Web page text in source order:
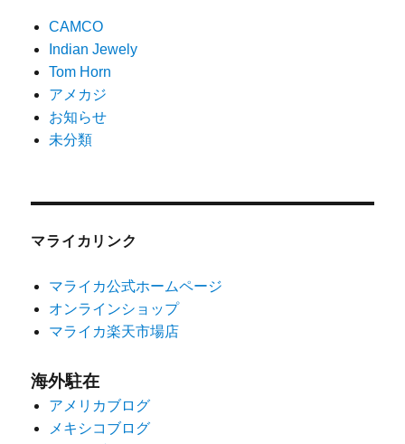
CAMCO
Indian Jewely
Tom Horn
アメカジ
お知らせ
未分類
マライカリンク
マライカ公式ホームページ
オンラインショップ
マライカ楽天市場店
海外駐在
アメリカブログ
メキシコブログ